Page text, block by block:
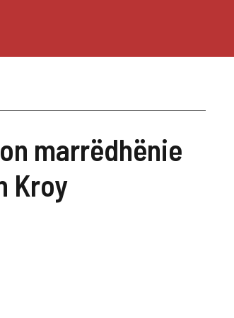
marrëdhënie
Kroy